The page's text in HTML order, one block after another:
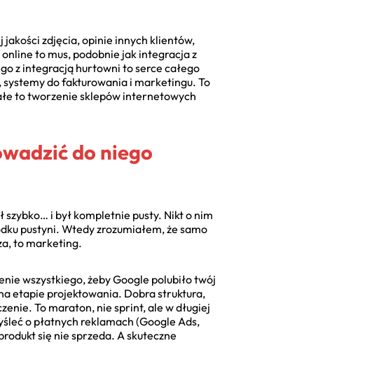
jakości zdjęcia, opinie innych klientów,
to mus, podobnie jak integracja z
z integracją hurtowni to serce całego
systemy do fakturowania i marketingu. To
to tworzenie sklepów internetowych
do niego
szybko… i był kompletnie pusty. Nikt o nim
pustyni. Wtedy zrozumiałem, że samo
to marketing.
wszystkiego, żeby Google polubiło twój
etapie projektowania. Dobra struktura,
To maraton, nie sprint, ale w długiej
o płatnych reklamach (Google Ads,
się nie sprzeda. A skuteczne